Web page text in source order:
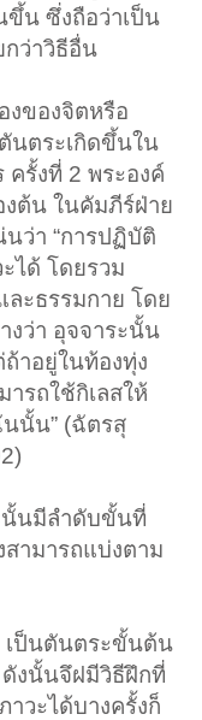
ขึ้น ซึ่งถือว่าเป็น
กว่าวิธีอื่น
งของจิตหรือ
นตระเกิดขึ้นใน
ครั้งที่ 2 พระองค์
ต้น ในคัมภีร์ฝ่าย
ว่า “การปฏิบัติ
ได้ โดยรวม
ละธรรมกาย โดย
งว่า อุจจาระนั้น
าอยู่ในท้องทุ่ง
รถใช้กิเลสให้
นั้น” (ฉัตรสุ
นั้นมีลำดับขั้นที่
ามารถแบ่งตาม
เป็นตันตระขั้นต้น
งนั้นจึฝมีวิธีฝึกที่
าวะได้บางครั้งก็